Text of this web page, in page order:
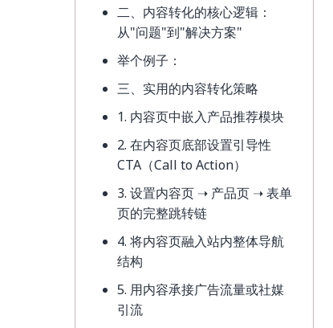
二、内容转化的核心逻辑：
从"问题"到"解决方案"
举个例子：
三、实用的内容转化策略
1. 内容页中嵌入产品推荐模块
2. 在内容页底部设置引导性
CTA（Call to Action）
3. 设置内容页 ➝ 产品页 ➝ 表单
页的完整跳转链
4. 将内容页融入站内整体导航
结构
5. 用内容承接广告流量或社媒
引流